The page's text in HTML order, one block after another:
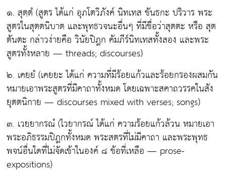
๑. สุตฺตํ(สูตร ได้แก่ อุภโตวิภังค์ นิทเทส ขันธกะ ปริวาร พระ
สูตรในสุตตนิบาต และพุทธวจนะอื่นๆ ที่มีชื่อว่าสุตตะ หรือ สุต
ตันตะ กล่าวง่ายคือ วินัยปิฎก คัมภีร์นิทเทสทั้งสอง และพระ
สูตรทั้งหลาย — threads; discourses)
๒. เคยฺยํ(เคยยะ ได้แก่ ความที่มีร้อยแก้วและร้อยกรองผสมกัน
หมายเอาพระสูตรที่มีคาถาทั้งหมด โดยเฉพาะสคาถวรรคในสัง
ยุตตนิกาย — discourses mixed with verses; songs)
๓. เวยฺยากรณํ(ไวยากรณ์ ได้แก่ ความร้อยแก้วล้วน หมายเอา
พระอภิธรรมปิฎกทั้งหมด พระสตรที่ไม่มีคาถา และพระพุทธ
พจน์อื่นใดที่ไม่จัดเข้าในองค์ ๘ ข้อที่เหลือ — prose-
expositions)